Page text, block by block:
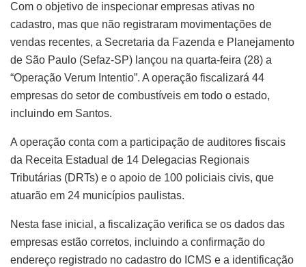
Com o objetivo de inspecionar empresas ativas no
cadastro, mas que não registraram movimentações de
vendas recentes, a Secretaria da Fazenda e Planejamento
de São Paulo (Sefaz-SP) lançou na quarta-feira (28) a
“Operação Verum Intentio”. A operação fiscalizará 44
empresas do setor de combustíveis em todo o estado,
incluindo em Santos.
A operação conta com a participação de auditores fiscais
da Receita Estadual de 14 Delegacias Regionais
Tributárias (DRTs) e o apoio de 100 policiais civis, que
atuarão em 24 municípios paulistas.
Nesta fase inicial, a fiscalização verifica se os dados das
empresas estão corretos, incluindo a confirmação do
endereço registrado no cadastro do ICMS e a identificação